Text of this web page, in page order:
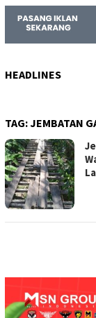
HEADLINES
TAG:JEMBATAN